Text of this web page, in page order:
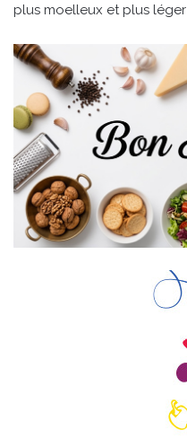
plus moelleux et plus léger